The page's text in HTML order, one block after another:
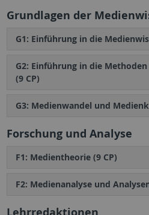
Grundlagen der
G1: Einführung in die
G2: Einführung in die
(9 CP)
G3: Medienwandel und
Forschung und Analyse
F1: Medientheorie (9 CP)
F2: Medienanalyse und